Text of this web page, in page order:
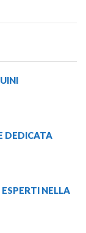
DEDICATA
NELLA